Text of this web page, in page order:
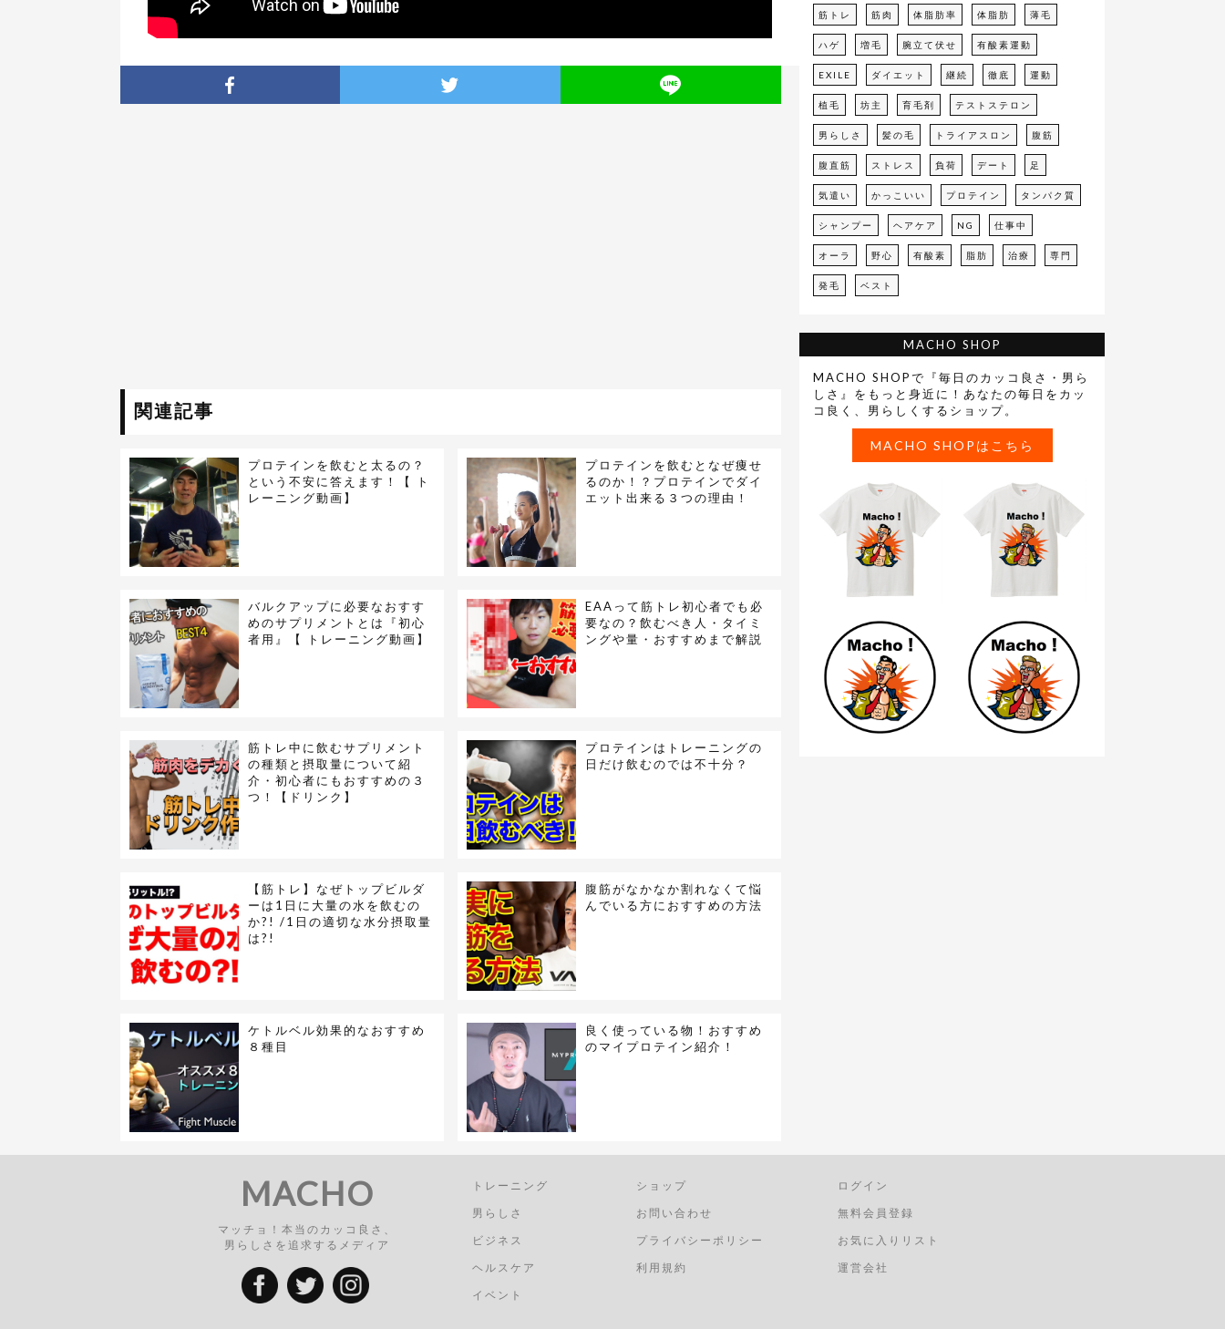
関連記事
プロテインを飲むと太るの？
という不安に答えます！【 ト
レーニング動画】
プロテインを飲むとなぜ痩せ
るのか！？プロテインでダイ
エット出来る３つの理由！
バルクアップに必要なおすす
めのサプリメントとは『初心
者用』【 トレーニング動画】
EAAって筋トレ初心者でも必
要なの？飲むべき人・タイミ
ングや量・おすすめまで解説
筋トレ中に飲むサプリメント
の種類と摂取量について紹
介・初心者にもおすすめの３
つ！【ドリンク】
プロテインはトレーニングの
日だけ飲むのでは不十分？
【筋トレ】なぜトップビルダ
ーは1日に大量の水を飲むの
か?! /1日の適切な水分摂取量
は?!
腹筋がなかなか割れなくて悩
んでいる方におすすめの方法
ケトルベル効果的なおすすめ
８種目
良く使っている物！おすすめ
のマイプロテイン紹介！
筋トレ 筋肉 体脂肪率 体脂肪 薄毛
ハゲ 増毛 腕立て伏せ 有酸素運動
EXILE ダイエット 継続 徹底 運動
植毛 坊主 育毛剤 テストステロン
男らしさ 髪の毛 トライアスロン 腹筋
腹直筋 ストレス 負荷 デート 足
気遣い かっこいい プロテイン タンパク質
シャンプー ヘアケア NG 仕事中
オーラ 野心 有酸素 脂肪 治療 専門
発毛 ベスト
MACHO SHOP
MACHO SHOPで『毎日のカッコ良さ・男ら
しさ』をもっと身近に！あなたの毎日をカッ
コ良く、男らしくするショップ。
MACHO SHOPはこちら
MACHO
マッチョ！本当のカッコ良さ、
男らしさを追求するメディア
トレーニング
男らしさ
ビジネス
ヘルスケア
イベント
ショップ
お問い合わせ
プライバシーポリシー
利用規約
ログイン
無料会員登録
お気に入りリスト
運営会社